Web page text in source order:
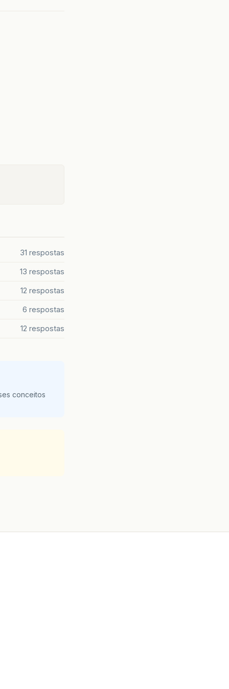
31 respostas
13 respostas
12 respostas
6 respostas
12 respostas
conceitos